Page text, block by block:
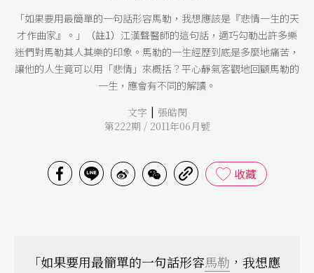
「如果要用最簡單的一句話形容馬勒，我想應該是『悲情一生的天
才作曲家』。」
（註1） 江漢聲醫師的這句話，適巧勾勒出許多樂
迷們對馬勒其人其樂的印象。馬勒的一生經歷到底是多麼地痛苦，
讓他的人生竟可以用「悲情」來概括？平心靜氣客觀地回顧馬勒的
一生，應會有不同的解讀。
文字 | 張皓閔
第222期 / 2011年06月號
收藏
「如果要用最簡單的一句話形容馬勒 ，我想應